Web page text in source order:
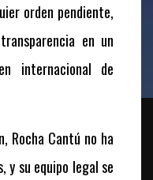
orden pendiente,
en un
internacional de
Rocha Cantú no ha
y su equipo legal se